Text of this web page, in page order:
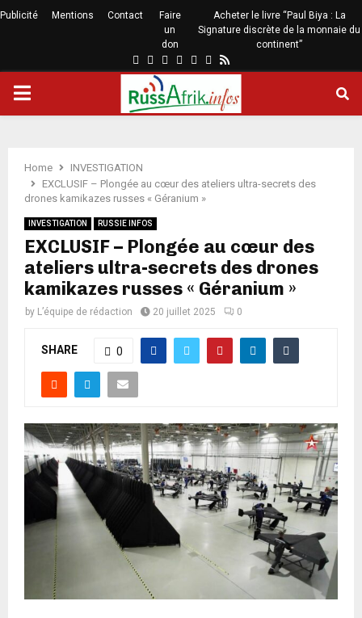
Publicité Mentions Contact
Faire
un
don
Acheter le livre “Paul Biya : La
Signature discrète de la monnaie du
continent”
Home
INVESTIGATION
EXCLUSIF – Plongée au cœur des ateliers ultra-secrets des
drones kamikazes russes « Géranium »
INVESTIGATION RUSSIE INFOS
EXCLUSIF – Plongée au cœur des
ateliers ultra-secrets des drones
kamikazes russes « Géranium »
by L’équipe de rédaction 20 juillet 2025 0
SHARE 0